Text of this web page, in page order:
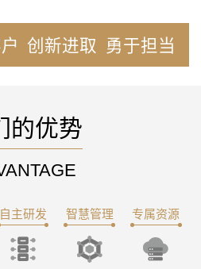
创新进取 勇于担当
的优势
自主研发 智慧管理 专属资源